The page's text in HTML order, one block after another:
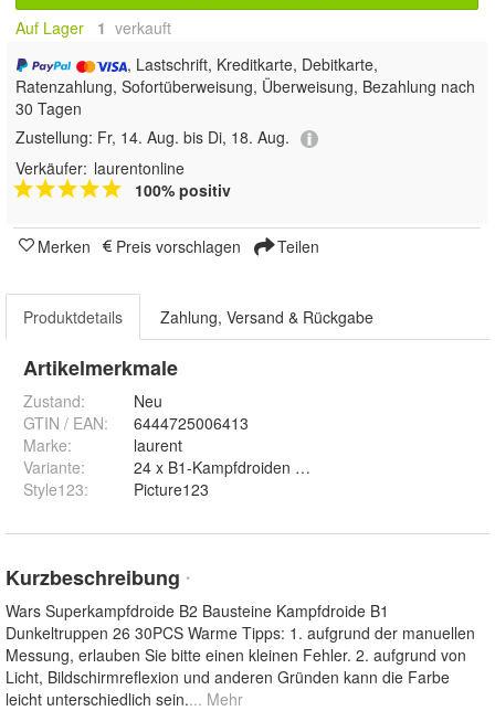
Auf Lager 1 verkauft
, Lastschrift, Kreditkarte, Debitkarte,
Ratenzahlung, Sofortüberweisung, Überweisung, Bezahlung nach
30 Tagen
Zustellung: Fr, 14. Aug. bis Di, 18. Aug.
Verkäufer: laurentonline
100% positiv
Merken Preis vorschlagen Teilen
Produktdetails Zahlung, Versand & Rückgabe
Artikelmerkmale
Zustand:
Neu
GTIN / EAN:
6444725006413
Marke:
laurent
Variante:
24 x B1-Kampfdroiden + 2 x General Grievous,
Style123: Picture123
Kurzbeschreibung *
Wars Superkampfdroide B2 Bausteine Kampfdroide B1
Dunkeltruppen 26 30PCS Warme Tipps: 1. aufgrund der manuellen
Messung, erlauben Sie bitte einen kleinen Fehler. 2. aufgrund von
Licht, Bildschirmreflexion und anderen Gründen kann die Farbe
leicht unterschiedlich sein.... Mehr